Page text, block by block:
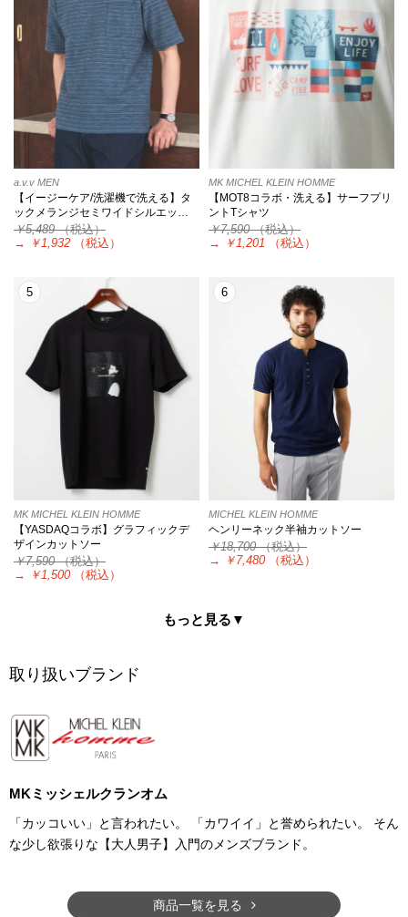
a.v.v MEN
【イージーケア/洗濯機で洗える】タ
ックメランジセミワイドシルエッ…
￥5,489（税込）
→
￥1,932 （税込）
MK MICHEL KLEIN HOMME
【MOT8コラボ・洗える】サーフプリ
ントTシャツ
￥7,590（税込）
→
￥1,201 （税込）
5
MK MICHEL KLEIN HOMME
【YASDAQコラボ】グラフィックデ
ザインカットソー
￥7,590（税込）
→
￥1,500 （税込）
6
MICHEL KLEIN HOMME
ヘンリーネック半袖カットソー
￥18,700（税込）
→
￥7,480 （税込）
もっと見る▼
取り扱いブランド
MKミッシェルクランオム
「カッコいい」と言われたい。 「カワイイ」と誉められたい。 そん
な少し欲張りな【大人男子】入門のメンズブランド。
商品一覧を見る